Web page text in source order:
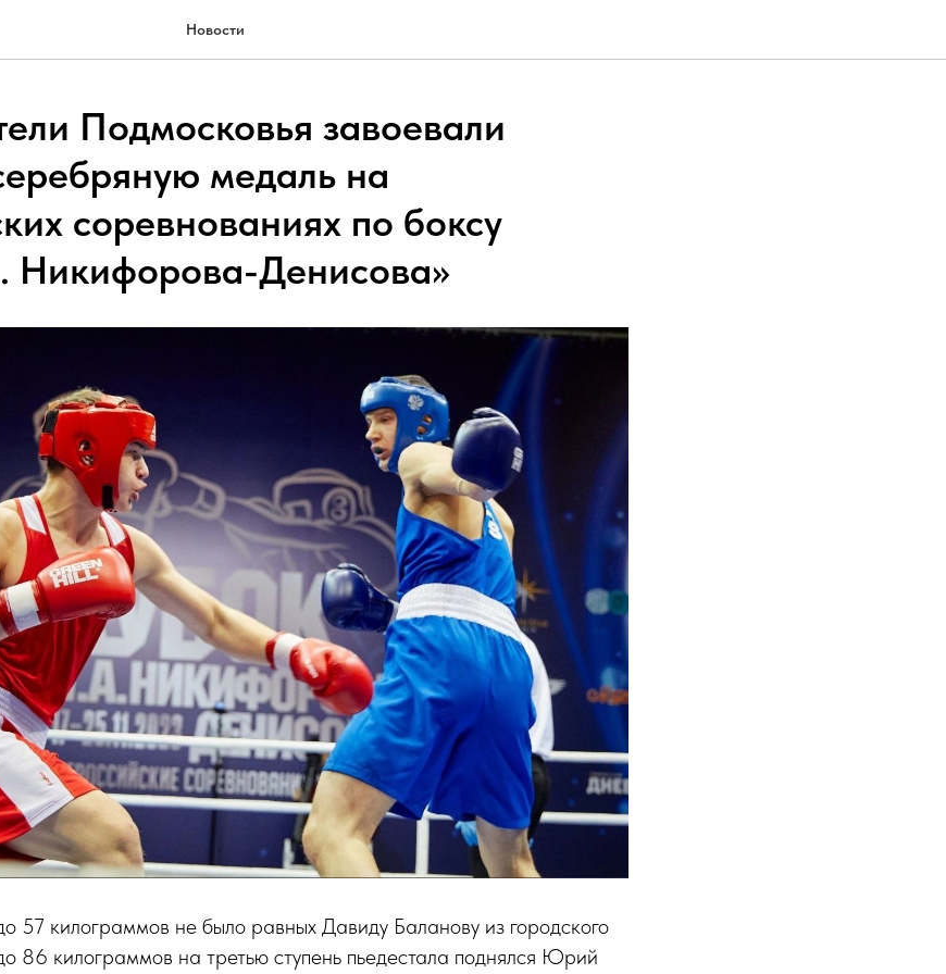
Новости
Подмосковья завоевали
медаль на
соревнованиях по боксу
Никифорова-Денисова»
57 килограммов не было равных Давиду Баланову из городского
86 килограммов на третью ступень пьедестала поднялся Юрий